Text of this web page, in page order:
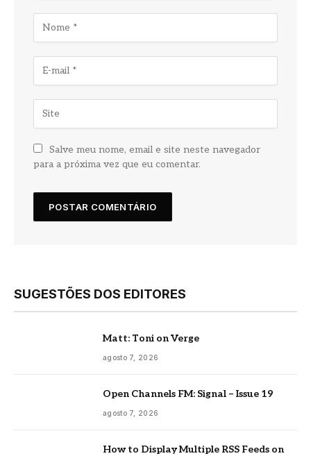
Salve meu nome, email e site neste navegador
para a próxima vez que eu comentar.
SUGESTÕES DOS EDITORES
Matt: Toni on Verge
agosto 7, 2026
Open Channels FM: Signal – Issue 19
agosto 7, 2026
How to Display Multiple RSS Feeds on